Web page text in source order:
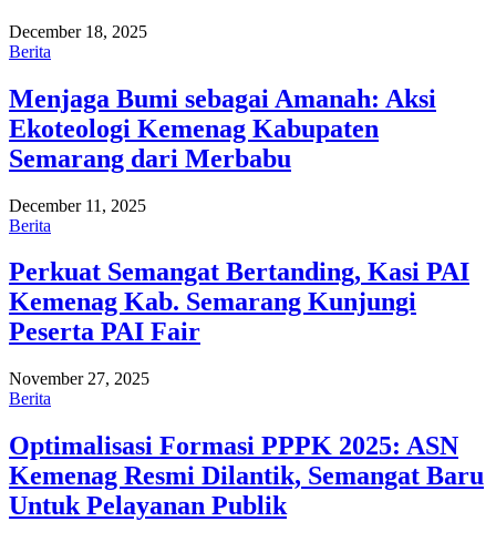
December 18, 2025
Berita
Menjaga Bumi sebagai Amanah: Aksi
Ekoteologi Kemenag Kabupaten
Semarang dari Merbabu
December 11, 2025
Berita
Perkuat Semangat Bertanding, Kasi PAI
Kemenag Kab. Semarang Kunjungi
Peserta PAI Fair
November 27, 2025
Berita
Optimalisasi Formasi PPPK 2025: ASN
Kemenag Resmi Dilantik, Semangat Baru
Untuk Pelayanan Publik